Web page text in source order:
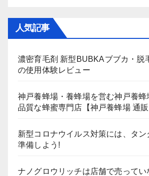
人気記事
濃密育毛剤 新型BUBKAブブカ・脱
の使用体験レビュー
神戸養蜂場・養蜂場を営む神戸養蜂
品質な蜂蜜専門店【神戸養蜂場 通販
新型コロナウイルス対策には、タン
準備しよう!
ナノグロウリッチは店舗で売って